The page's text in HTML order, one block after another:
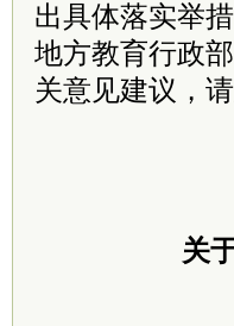
出具体落实举
地方教育行政
关意见建议，
关